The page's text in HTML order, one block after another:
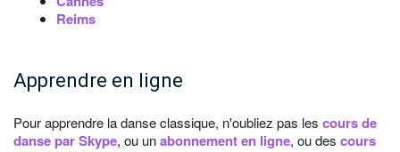
Reims
Apprendre en ligne
Pour apprendre la danse classique, n'oubliez pas les cours de
danse par Skype, ou unabonnement en ligne, ou des cours